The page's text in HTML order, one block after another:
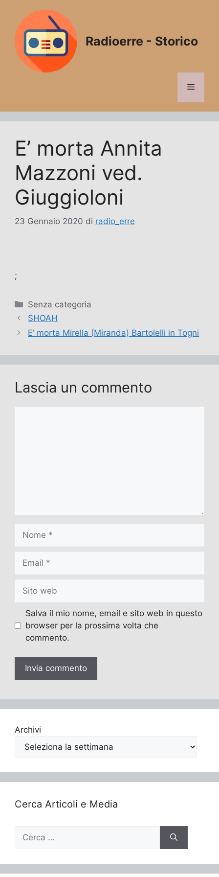
contenuto
Radioerre - Storico
Menu
E’ morta Annita
Mazzoni ved.
Giuggioloni
23 Gennaio 2020 di radio_erre
;
Categorie
Senza categoria
SHOAH
E’ morta Mirella (Miranda) Bartolelli in Togni
Lascia un commento
Nome
Email
Sito
web
Salva il mio nome, email e sito web in questo
browser per la prossima volta che
commento.
Archivi
Cerca Articoli e Media
per: